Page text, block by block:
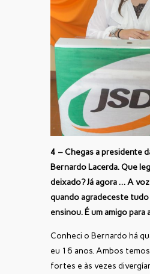
4 – Chegas a presidente
Bernardo Lacerda. Que
deixado? Já agora … A
quando agradeceste
ensinou. É um amigo para
Conheci o Bernardo há
eu 16 anos. Ambos
fortes e às vezes